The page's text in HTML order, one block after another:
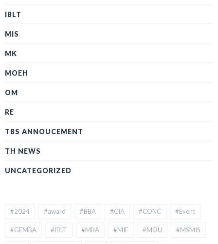
IBLT
MIS
MK
MOEH
OM
RE
TBS ANNOUCEMENT
TH NEWS
UNCATEGORIZED
#2024 #award #BBA #CIA #CONC #Event
#GEMBA #IBLT #MBA #MIF #MOU #MSMIS